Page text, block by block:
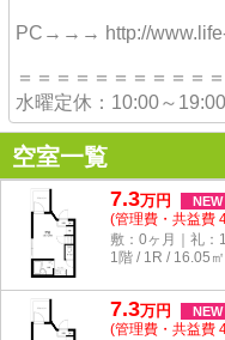
PC→→→ http://
＝＝＝＝＝＝＝＝＝＝
水曜定休：10:00～
空室一覧
7.3万円 NEW
(管理費・共益費
敷：0ヶ月｜礼：
1階 / 1R / 16.05㎡
7.3万円 NEW
(管理費・共益費